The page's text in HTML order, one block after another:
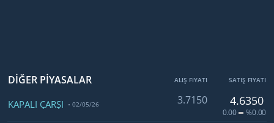
DİĞER PİYASALAR ALIŞ FIYATI SATIŞ FIYATI
KAPALI ÇARŞI 02/05/26 3.7150 4.6350
0.00 %0.00